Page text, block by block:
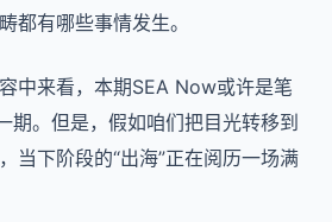
都有哪些事情发生。
中来看，本期SEA Now或许是笔
期。但是，假如咱们把目光转移到
当下阶段的“出海”正在阅历一场满